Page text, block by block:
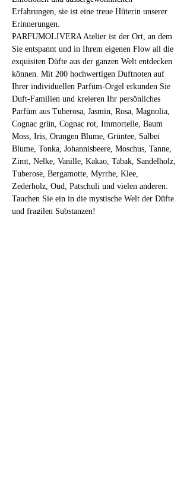
Erfahrungen, sie ist eine treue Hüterin unserer
Erinnerungen.
PARFUMOLIVERA Atelier ist der Ort, an dem
Sie entspannt und in Ihrem eigenen Flow all die
exquisiten Düfte aus der ganzen Welt entdecken
können. Mit 200 hochwertigen Duftnoten auf
Ihrer individuellen Parfüm-Orgel erkunden Sie
Duft-Familien und kreieren Ihr persönliches
Parfüm aus Tuberosa, Jasmin, Rosa, Magnolia,
Cognac grün, Cognac rot, Immortelle, Baum
Moss, Iris, Orangen Blume, Grüntee, Salbei
Blume, Tonka, Johannisbeere, Moschus, Tanne,
Zimt, Nelke, Vanille, Kakao, Tabak, Sandelholz,
Tuberose, Bergamotte, Myrrhe, Klee,
Zederholz, Oud, Patschuli und vielen anderen.
Tauchen Sie ein in die mystische Welt der Düfte
und fragilen Substanzen!